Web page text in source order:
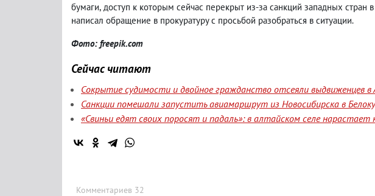
бумаги, доступ к которым сейчас перекрыт из-за санкций западных стран
написал обращение в прокуратуру с просьбой разобраться в ситуации.
Фото: freepik.com
Сейчас читают
Сокрытие судимости и двойное гражданство отсеяли выдвиженцев в
Санкции помешали запустить авиамаршрут из Новосибирска в
«Свиньи едят своих поросят и падаль»: в алтайском селе
Комментариев 32